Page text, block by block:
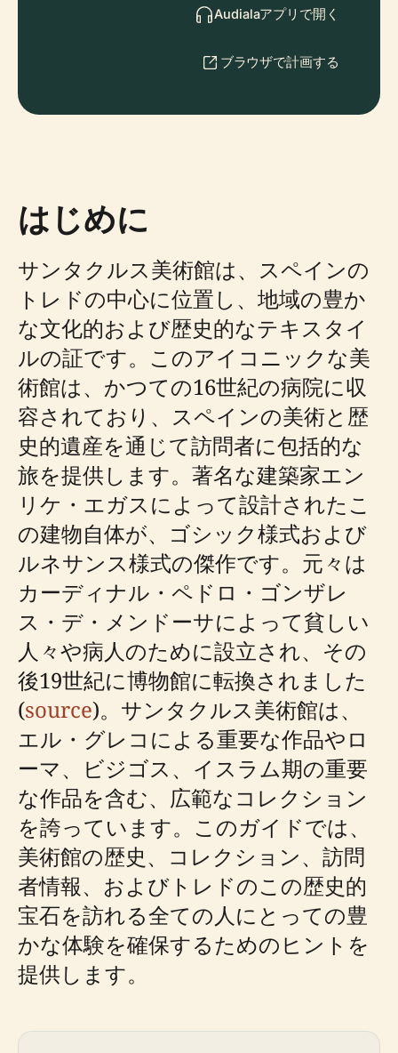
Audialaアプリで開く
ブラウザで計画する
はじめに
サンタクルス美術館は、スペインの
トレドの中心に位置し、地域の豊か
な文化的および歴史的なテキスタイ
ルの証です。このアイコニックな美
術館は、かつての16世紀の病院に収
容されており、スペインの美術と歴
史的遺産を通じて訪問者に包括的な
旅を提供します。著名な建築家エン
リケ・エガスによって設計されたこ
の建物自体が、ゴシック様式および
ルネサンス様式の傑作です。元々は
カーディナル・ペドロ・ゴンザレ
ス・デ・メンドーサによって貧しい
人々や病人のために設立され、その
後19世紀に博物館に転換されました
(source)。サンタクルス美術館は、
エル・グレコによる重要な作品やロ
ーマ、ビジゴス、イスラム期の重要
な作品を含む、広範なコレクション
を誇っています。このガイドでは、
美術館の歴史、コレクション、訪問
者情報、およびトレドのこの歴史的
宝石を訪れる全ての人にとっての豊
かな体験を確保するためのヒントを
提供します。